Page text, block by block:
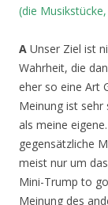
(die
A Unser Ziel ist
Wahrheit, die
eher so eine Art
Meinung ist
als meine
gegensätzliche
meist nur um
Mini-Trump to
Meinung des